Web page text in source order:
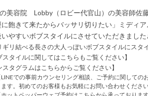
美容院 Lobby（ロビー代官山）の美容師佐
に飽きて来たからバッサリ切りたい」ミディ
いやすいボブスタイルにさせていただきました
ギリ結べる長さの大人っぽいボブスタイルにスタ
スタイルに関してはこちらもご覧ください】
スタグラムはこちらからご覧ください】
LINEでの事前カウンセリング相談、ご予約に関して
ます。初めてのお客様もお気軽にお問い合わせください
ホットペッパーウェブ予約はこちらから承っております